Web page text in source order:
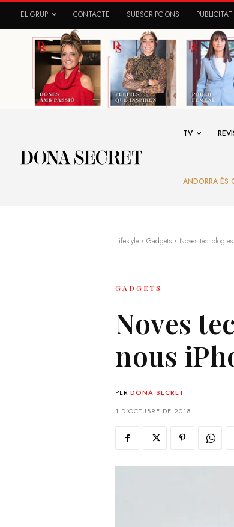
EL GRUP CONTACTE SUBSCRIPCIONS PUBLICITAT
TV
ANDORRA ÉS
Lifestyle Gadgets Noves
GADGETS
Noves
nous
PER DONA SECRET
1 D'OCTUBRE DE 2018